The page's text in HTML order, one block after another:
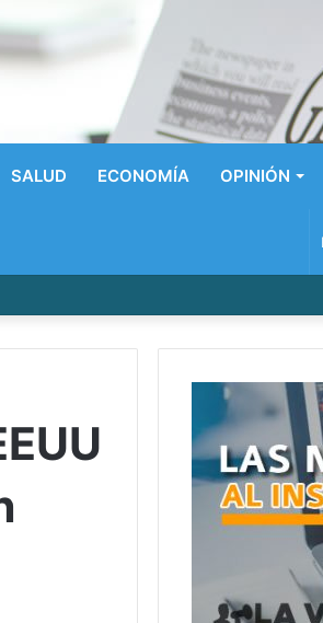
SALUD ECONOMÍA OPINIÓN
de la Natación Dominicana